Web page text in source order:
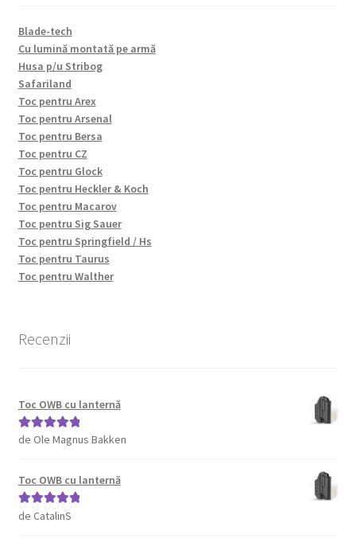
Blade-tech
Cu lumină montată pe armă
Husa p/u Stribog
Safariland
Toc pentru Arex
Toc pentru Arsenal
Toc pentru Bersa
Toc pentru CZ
Toc pentru Glock
Toc pentru Heckler & Koch
Toc pentru Macarov
Toc pentru Sig Sauer
Toc pentru Springfield / Hs
Toc pentru Taurus
Toc pentru Walther
Recenzii
Toc OWB cu lanternă
Evaluat la5
de Ole Magnus Bakken
Toc OWB cu lanternă
Evaluat la5
de CatalinS